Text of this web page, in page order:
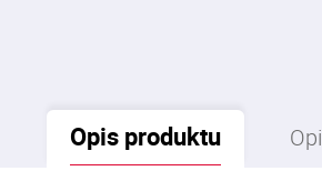
Opis produktu